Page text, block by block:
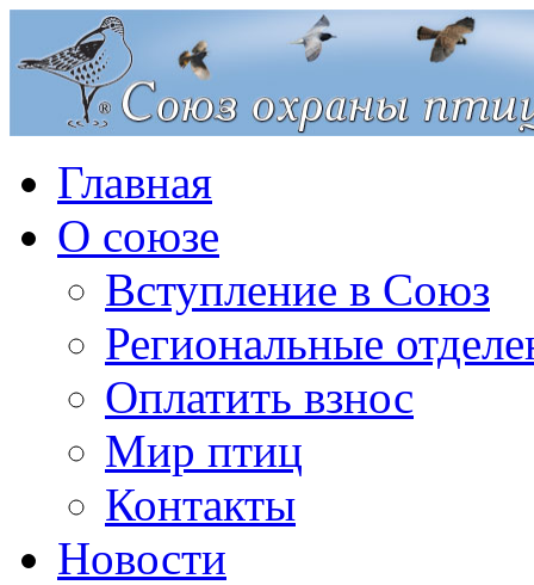
Главная
О союзе
Вступление в Союз
Региональные
Оплатить взнос
Мир птиц
Контакты
Новости